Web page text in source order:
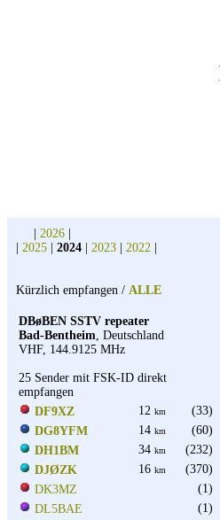
2026
2025 2024 2023 2022
Kürzlich empfangen / ALLE
DBøBEN SSTV repeater
Bad-Bentheim, Deutschland
VHF, 144.9125 MHz
25 Sender mit FSK-ID direkt
empfangen
DF9XZ
12 km
(33)
DG8YFM
14 km
(60)
DH1BM
34 km
(232)
DJØZK
16 km
(370)
DK3MZ
(1)
DL5BAE
(1)